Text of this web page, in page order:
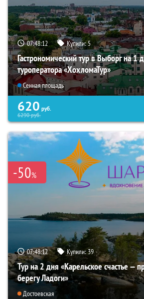
07:48:11 Купили:5
Гастрономический тур в Выборг на 1
туроператора «ХохломаТур»
Сенная площадь
620 руб.
6290руб.
-50%
07:48:11 Купили:39
Тур на 2 дня «Карельское счастье —
берегу Ладоги»
Достоевская